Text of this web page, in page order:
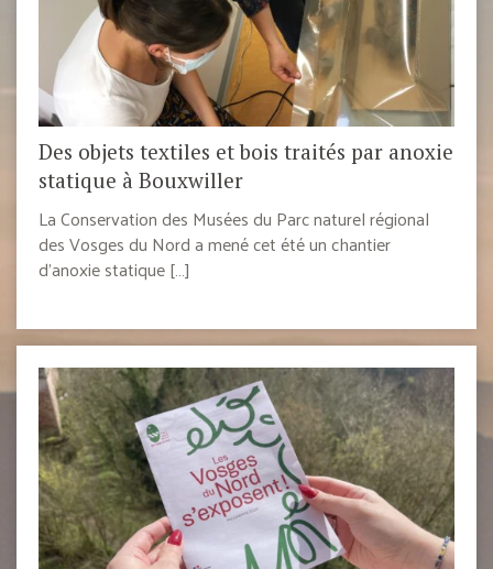
Des objets textiles et bois traités par anoxie
statique à Bouxwiller
La Conservation des Musées du Parc naturel régional
des Vosges du Nord a mené cet été un chantier
d’anoxie statique […]